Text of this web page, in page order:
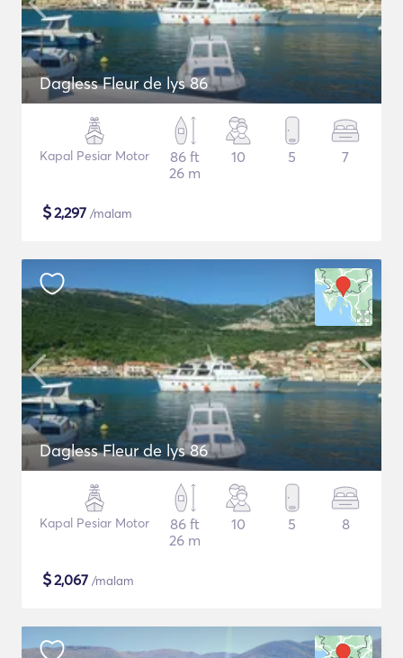
Dagless Fleur de lys 86
Kapal Pesiar Motor
86 ft
26 m
10 5 7
$2,297 /malam
Dagless Fleur de lys 86
Kapal Pesiar Motor
86 ft
26 m
10 5 8
$2,067 /malam